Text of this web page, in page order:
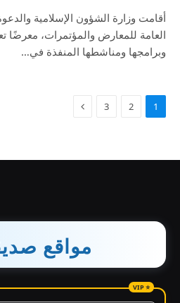
أقامت وزارة الشؤون الإسلامية
العامة للمعارض والمؤتمرات، معرضًا
وبرامجها ومناشطها المنفذة في…
1
2
3
مواقع